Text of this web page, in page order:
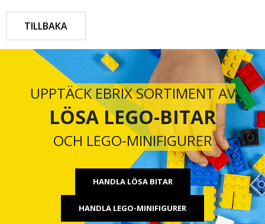
TILLBAKA
UPPTÄCK EBRIX SORTIMENT AV
LÖSA LEGO-BITAR
OCH LEGO-MINIFIGURER
HANDLA LÖSA BITAR
HANDLA LEGO-MINIFIGURER